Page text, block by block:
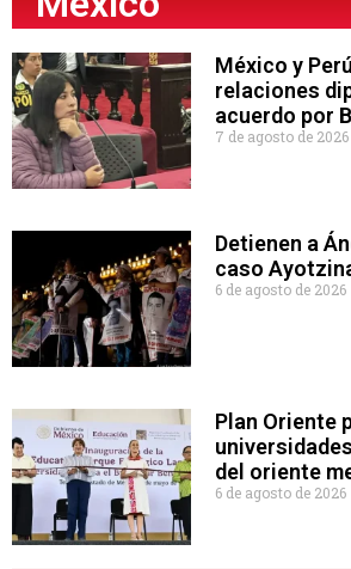
México y
relaciones
acuerdo por
7 de agosto de 2026
Detienen a
caso
6 de agosto de 2026
Plan Oriente
del oriente
6 de agosto de 2026